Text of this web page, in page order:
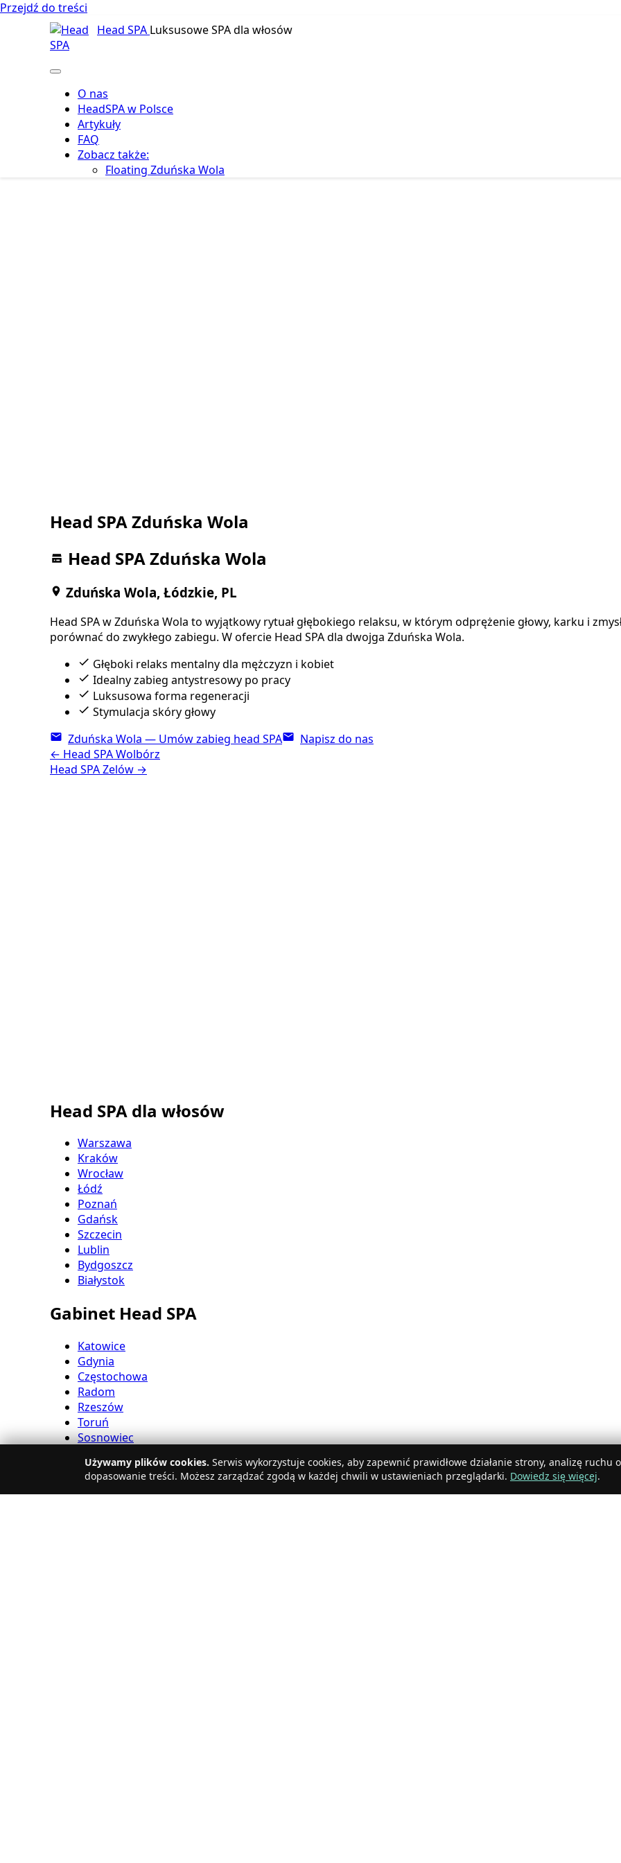
Przejdź do treści
Head SPA Luksusowe SPA dla włosów
O nas
HeadSPA w Polsce
Artykuły
FAQ
Zobacz także:
Floating Zduńska Wola
Head SPA Zduńska Wola
Head SPA Zduńska Wola
Zduńska Wola, Łódzkie, PL
Head SPA w Zduńska Wola to wyjątkowy rytuał głębokiego relaksu, w którym odprężenie głowy, karku i
porównać do zwykłego zabiegu. W ofercie Head SPA dla dwojga Zduńska Wola.
Głęboki relaks mentalny dla mężczyzn i kobiet
Idealny zabieg antystresowy po pracy
Luksusowa forma regeneracji
Stymulacja skóry głowy
Zduńska Wola — Umów zabieg head SPA
Napisz do nas
← Head SPAWolbórz
Head SPAZelów →
Head SPA dla włosów
Warszawa
Kraków
Wrocław
Łódź
Poznań
Gdańsk
Szczecin
Lublin
Bydgoszcz
Białystok
Gabinet Head SPA
Katowice
Gdynia
Częstochowa
Radom
Rzeszów
Toruń
Sosnowiec
Gliwice
Olsztyn
Używamy plików cookies. Serwis wykorzystuje cookies, aby zapewnić prawidłowe działanie strony, analizę ruchu
dopasowanie treści. Możesz zarządzać zgodą w każdej chwili w ustawieniach przeglądarki. Dowiedz się więcej.